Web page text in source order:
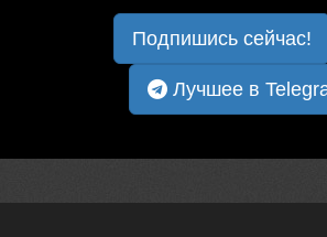
Подпишись сейчас!
Лучшее в